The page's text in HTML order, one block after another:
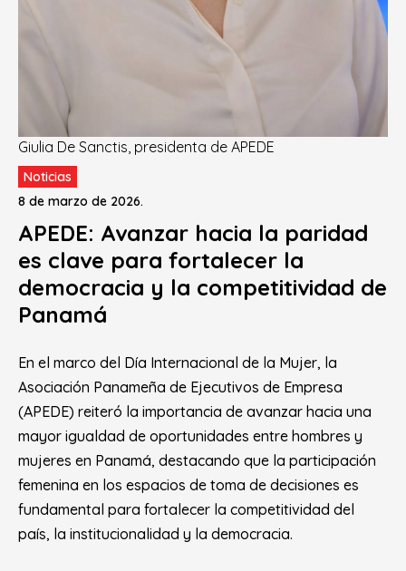
Giulia De Sanctis, presidenta de APEDE
Noticias
8 de marzo de 2026.
APEDE: Avanzar hacia la paridad
es clave para fortalecer la
democracia y la competitividad de
Panamá
En el marco del Día Internacional de la Mujer, la
Asociación Panameña de Ejecutivos de Empresa
(APEDE) reiteró la importancia de avanzar hacia una
mayor igualdad de oportunidades entre hombres y
mujeres en Panamá, destacando que la participación
femenina en los espacios de toma de decisiones es
fundamental para fortalecer la competitividad del
país, la institucionalidad y la democracia.